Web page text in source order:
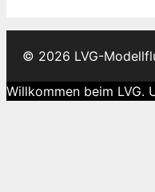
© 2026 LVG-
Willkommen beim LVG.